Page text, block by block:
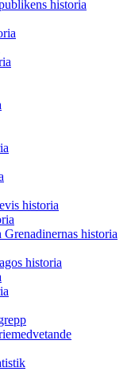
historia
historia
historia
historia